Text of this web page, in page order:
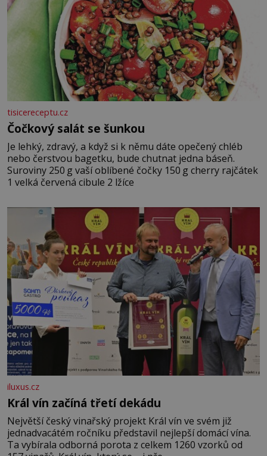
tisicereceptu.cz
Čočkový salát se šunkou
Je lehký, zdravý, a když si k němu dáte opečený chléb
nebo čerstvou bagetku, bude chutnat jedna báseň.
Suroviny 250 g vaší oblíbené čočky 150 g cherry rajčátek
1 velká červená cibule 2 lžíce
iluxus.cz
Král vín začíná třetí dekádu
Největší český vinařský projekt Král vín ve svém již
jednadvacátém ročníku představil nejlepší domácí vína.
Ta vybírala odborná porota z celkem 1260 vzorků od